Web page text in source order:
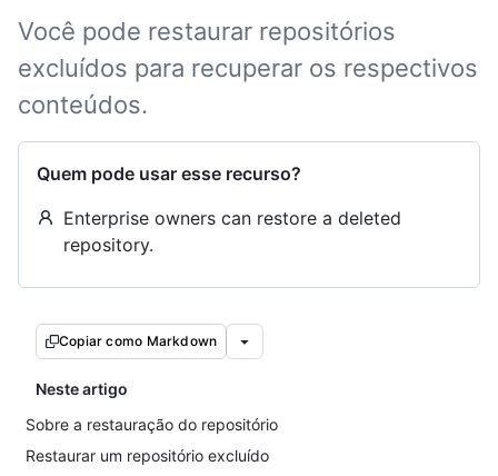
Você pode restaurar repositórios
excluídos para recuperar os respectivos
conteúdos.
Quem pode usar esse recurso?
Enterprise owners can restore a deleted
repository.
Copiar como Markdown
Neste artigo
Sobre a restauração do repositório
Restaurar um repositório excluído